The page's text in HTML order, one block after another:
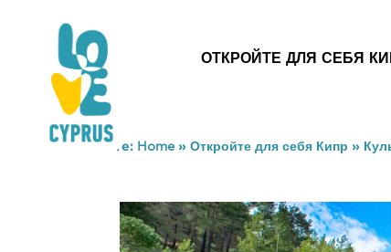
ОТКРОЙТЕ ДЛЯ СЕБЯ
You are here: Home» Откройте для себя Кипр »